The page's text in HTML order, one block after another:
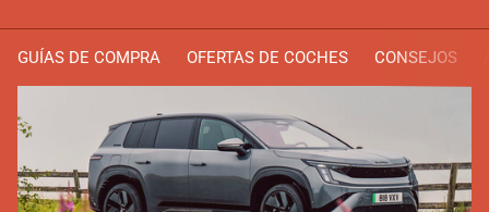
GUÍAS DE COMPRA OFERTAS DE COCHES CONSEJOS